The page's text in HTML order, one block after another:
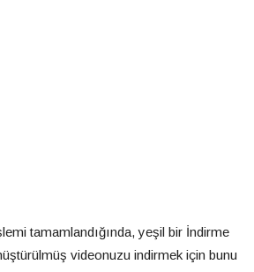
tamamlandığında, yeşil bir İndirme
videonuzu indirmek için bunu